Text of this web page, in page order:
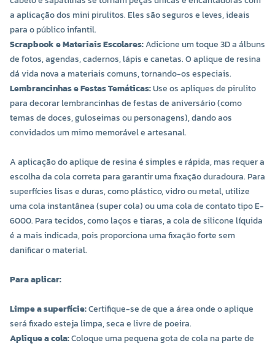
a aplicação dos mini pirulitos. Eles são seguros e leves, ideais
para o público infantil.
Scrapbook e Materiais Escolares:Adicione um toque 3D a álbuns
de fotos, agendas, cadernos, lápis e canetas. O aplique de resina
dá vida nova a materiais comuns, tornando-os especiais.
Lembrancinhas e Festas Temáticas:Use os apliques de pirulito
para decorar lembrancinhas de festas de aniversário (como
temas de doces, guloseimas ou personagens), dando aos
convidados um mimo memorável e artesanal.
A aplicação do aplique de resina é simples e rápida, mas requer a
escolha da cola correta para garantir uma fixação duradoura. Para
superfícies lisas e duras, como plástico, vidro ou metal, utilize
uma cola instantânea (super cola) ou uma cola de contato tipo E-
6000. Para tecidos, como laços e tiaras, a cola de silicone líquida
é a mais indicada, pois proporciona uma fixação forte sem
danificar o material.
Para aplicar:
Limpe a superfície:Certifique-se de que a área onde o aplique
será fixado esteja limpa, seca e livre de poeira.
Aplique a cola:Coloque uma pequena gota de cola na parte de